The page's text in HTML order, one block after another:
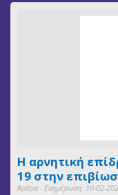
Η αρνητική
19 στην
Άρθρα - Ενημέρωση: 10-02-